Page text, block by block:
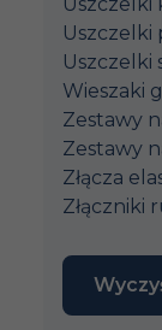
Uszczelki
Uszczelki
Wieszaki
Zestawy
Zestawy
Złącza
Złączniki